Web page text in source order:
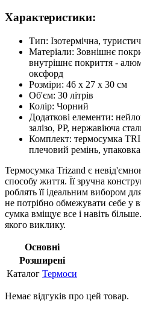
Характеристики:
Тип: Ізотермічна,
Матеріали: Зовнішнє
внутрішнє покриття -
оксфорд
Розміри: 46 х 27 х 30 см
Об'єм: 30 літрів
Колір: Чорний
Додаткові елементи:
залізо, PP, нержавіюча
Комплект: термосумка
плечовий ремінь, упаковка
Термосумка Trizand є
способу життя. Її зручна
роблять її ідеальним вибором
не потрібно обмежувати себе у
сумка вміщує все і навіть
якого виклику.
Основні
Розширені
Каталог Термоси
Немає відгуків про цей товар.